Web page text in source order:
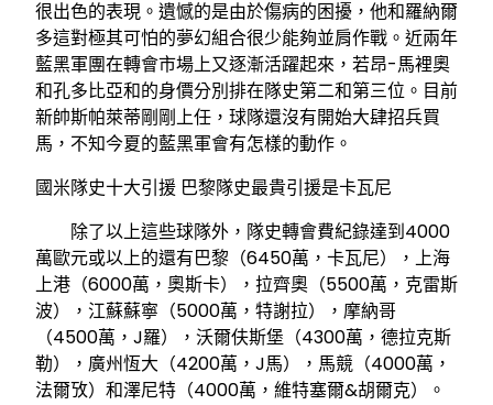
很出色的表現。遺憾的是由於傷病的困擾，他和羅納爾
多這對極其可怕的夢幻組合很少能夠並肩作戰。近兩年
藍黑軍團在轉會市場上又逐漸活躍起來，若昂-馬裡奧
和孔多比亞和的身價分別排在隊史第二和第三位。目前
新帥斯帕萊蒂剛剛上任，球隊還沒有開始大肆招兵買
馬，不知今夏的藍黑軍會有怎樣的動作。
國米隊史十大引援 巴黎隊史最貴引援是卡瓦尼
除了以上這些球隊外，隊史轉會費紀錄達到4000
萬歐元或以上的還有巴黎（6450萬，卡瓦尼），上海
上港（6000萬，奧斯卡），拉齊奧（5500萬，克雷斯
波），江蘇蘇寧（5000萬，特謝拉），摩納哥
（4500萬，J羅），沃爾伕斯堡（4300萬，德拉克斯
勒），廣州恆大（4200萬，J馬），馬競（4000萬，
法爾攷）和澤尼特（4000萬，維特塞爾&胡爾克）。